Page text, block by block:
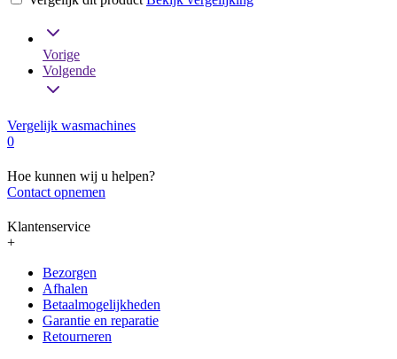
Vorige
Volgende
Vergelijk wasmachines
0
Hoe kunnen wij u helpen?
Contact opnemen
Klantenservice
+
Bezorgen
Afhalen
Betaalmogelijkheden
Garantie en reparatie
Retourneren